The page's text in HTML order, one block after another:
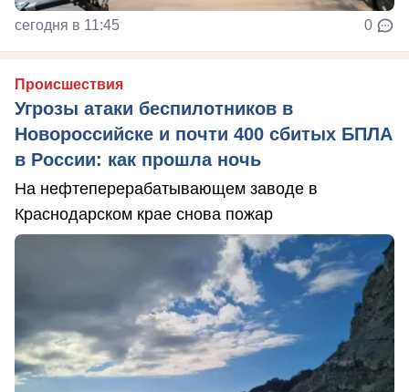
сегодня в 11:45 0
Происшествия
Угрозы атаки беспилотников в
Новороссийске и почти 400 сбитых БПЛА
в России: как прошла ночь
На нефтеперерабатывающем заводе в
Краснодарском крае снова пожар